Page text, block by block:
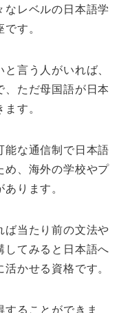
なレベルの日本語学
す。
言う人がいれば、
、ただ母国語が日本
す。
能な通信制で日本語
め、海外の学校やプ
ります。
ば当たり前の文法や
してみると日本語へ
かせる資格です。
することができま